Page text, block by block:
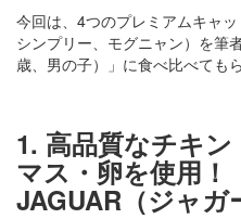
今回は、4つのプレミアムキャッ
シンプリー、モグニャン）を筆
歳、男の子）」に食べ比べても
1. 高品質なチキン
マス・卵を使用
JAGUAR（ジャガ